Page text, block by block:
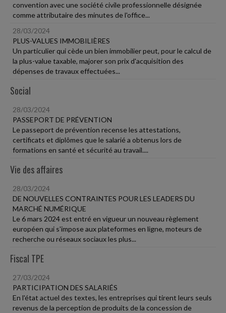
convention avec une société civile professionnelle désignée
comme attributaire des minutes de l'office...
28/03/2024
PLUS-VALUES IMMOBILIÈRES
Un particulier qui cède un bien immobilier peut, pour le calcul de
la plus-value taxable, majorer son prix d'acquisition des
dépenses de travaux effectuées...
Social
28/03/2024
PASSEPORT DE PRÉVENTION
Le passeport de prévention recense les attestations,
certificats et diplômes que le salarié a obtenus lors de
formations en santé et sécurité au travail....
Vie des affaires
28/03/2024
DE NOUVELLES CONTRAINTES POUR LES LEADERS DU
MARCHÉ NUMÉRIQUE
Le 6 mars 2024 est entré en vigueur un nouveau règlement
européen qui s'impose aux plateformes en ligne, moteurs de
recherche ou réseaux sociaux les plus...
Fiscal TPE
27/03/2024
PARTICIPATION DES SALARIÉS
En l'état actuel des textes, les entreprises qui tirent leurs seuls
revenus de la perception de produits de la concession de